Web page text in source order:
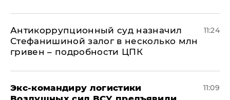
Антикоррупционный суд назначил
Стефанишиной залог в несколько млн
гривен – подробности ЦПК
11:24
Экс-командиру логистики
11:09